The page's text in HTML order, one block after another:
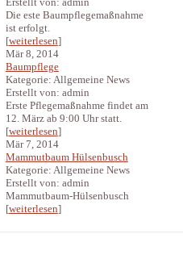
Die este Baumpflegemaßnahme
ist erfolgt.
[weiterlesen]
Mär 8, 2014
Baumpflege
Kategorie: Allgemeine News
Erstellt von: admin
Erste Pflegemaßnahme findet am
12. März ab 9:00 Uhr statt.
[weiterlesen]
Mär 7, 2014
Mammutbaum Hülsenbusch
Kategorie: Allgemeine News
Erstellt von: admin
Mammutbaum-Hülsenbusch
[weiterlesen]